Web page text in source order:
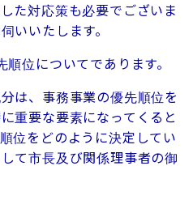
た対応策も必要でございま
いいたします。
位についてであります。
は、事務事業の優先順位を
重要な要素になってくると
位をどのように決定してい
て市長及び関係理事者の御